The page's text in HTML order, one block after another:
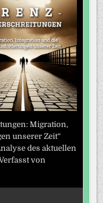
Migration,
unserer Zeit“
des aktuellen
von